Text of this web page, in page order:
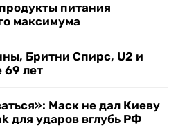
питания
максимума
Бритни Спирс, U2 и
69 лет
Маск не дал Киеву
для ударов вглубь РФ